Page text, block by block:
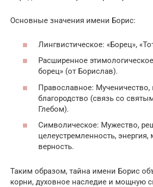
Основные значения имени Борис:
Лингвистическое: «Борец»,
Расширенное
борец» (от Борислав).
Православное: Мученичество,
благородство (связь со
Глебом).
Символическое: Мужество,
целеустремленность, энергия,
верность.
Таким образом, тайна имени Борис
корни, духовное наследие и мощную